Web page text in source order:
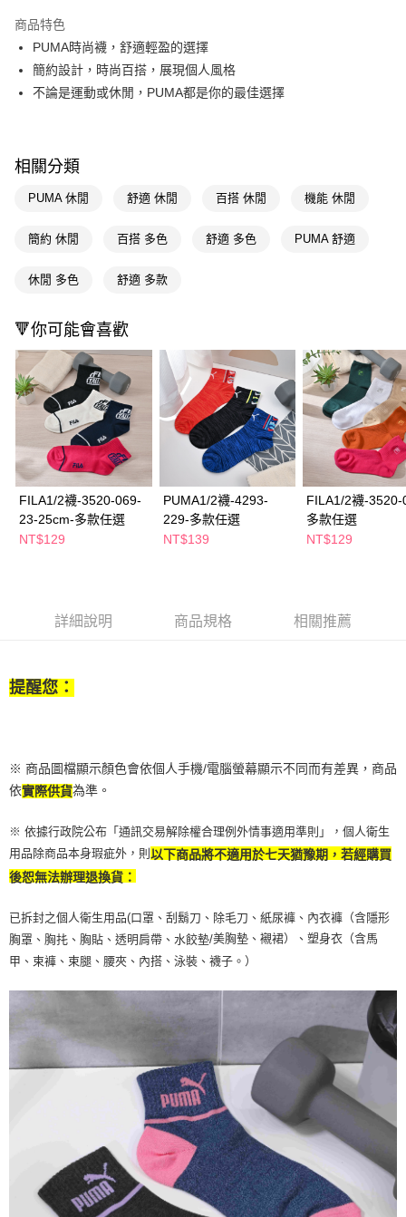
LINE Pay
Apple Pay
Google Pay
相關說明
便利好安心！
２．便利：只要手機號碼，簡訊認證，即可結帳。
３．安心：先確認商品／服務後，再付款。
【「AFTEE先享後付」結帳流程】
１．於結帳方式選擇「AFTEE先享後付」後，將跳轉至「AFTEE先享後付」
結帳頁面，進行簡訊認證並確認金額後，即可完成結帳。
２．訂單成立數日內，您將收到繳費通知簡訊。
３．收到繳費通知簡訊後14天內，點擊此簡訊中的連結，可透過四大超商／
ATM／網路銀行／等多元方式進行付款，方視為交易完成。
※ 請注意：結帳手續完成當下不需立刻繳費，但若您需要取消訂單，請聯絡
購買商品的店家。未經商家同意取消之訂單仍視為有效，需透過AFTEE先享
後付繳納相關費用。
※ 交易是否成功請以「AFTEE先享後付 」之結帳頁面顯示為準，若有關於
客戶支援中心」
https://netprotections.freshdesk.com/support/home
易，需依本服務之必要範圍內提供個人資料，並將交易相關給付款項請求債
權轉讓予恩沛科技股份有限公司。
３．未成年的使用者請事先徵得法定代理人或監護人之同意方可使用
「AFTEE先享後付」，若未經同意申辦者引起之損失，本公司不負相關責
５．嚴禁一人註冊多個帳號或使用他人資訊註冊。若發現惡意使用之情形，
恩沛科技股份有限公司將有權停止該用戶之使用額度並採取法律行動。
全家取貨付款
每筆NT$65，滿NT$390(含以上)免運費
付款後全家取貨
每筆NT$65，滿NT$390(含以上)免運費
萊爾富取貨付款
每筆NT$65，滿NT$490(含以上)免運費
付款後萊爾富取貨
每筆NT$65，滿NT$490(含以上)免運費
付款後7-11取貨
宅配(本島)
每筆NT$80，滿NT$290(含以上)免運費
商品特色
PUMA時尚襪，舒適輕盈的選擇
簡約設計，時尚百搭，展現個人風格
不論是運動或休閒，PUMA都是你的最佳選擇
相關分類
PUMA 休閒 舒適 休閒 百搭 休閒 機能 休閒
簡約 休閒 百搭 多色 舒適 多色 PUMA 舒適
休閒 多色 舒適 多款
🔻你可能會喜歡
FILA1/2襪-3520-069-
23-25cm-多款任選
NT$129
PUMA1/2襪-4293-
229-多款任選
NT$139
FILA1/2襪-3520-
多款任選
NT$129
詳細說明 商品規格 相關推薦
提醒您：
※ 商品圖檔顯示顏色會依個人手機/電腦螢幕顯示不同而有差異，商品
依實際供貨為準。
※ 依據行政院公布「通訊交易解除權合理例外情事適用準則」，個人衛生
用品除商品本身瑕疵外，則 以下商品將不適用於七天猶豫期，若經購買
後恕無法辦理退換貨：
已拆封之個人衛生用品(口罩、刮鬍刀、除毛刀、紙尿褲、內衣褲（含隱形
胸罩、胸扥、胸貼、透明肩帶、水餃墊/美胸墊、襯裙）、塑身衣（含馬
甲、束褲、束腿、腰夾、內搭、泳裝、襪子。）